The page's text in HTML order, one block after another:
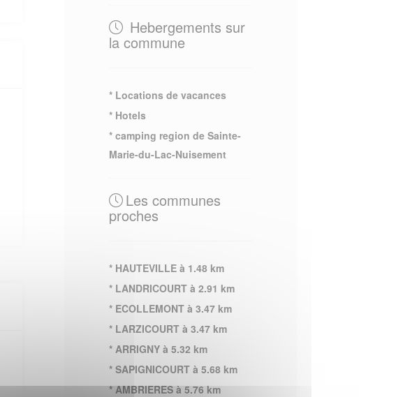
Hebergements sur
la commune
* Locations de vacances
* Hotels
* camping region de Sainte-
Marie-du-Lac-Nuisement
Les communes
proches
* HAUTEVILLE à 1.48 km
* LANDRICOURT à 2.91 km
* ECOLLEMONT à 3.47 km
* LARZICOURT à 3.47 km
* ARRIGNY à 5.32 km
* SAPIGNICOURT à 5.68 km
* AMBRIERES à 5.76 km